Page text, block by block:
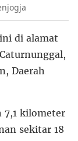
di alamat
Daerah
7,1 kilometer
sekitar 18